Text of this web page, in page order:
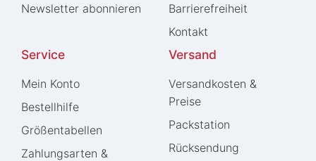
Newsletter abonnieren
Barrierefreiheit
Kontakt
Service
Mein Konto
Bestellhilfe
Größentabellen
Zahlungsarten &
Versand
Versandkosten &
Preise
Packstation
Rücksendung